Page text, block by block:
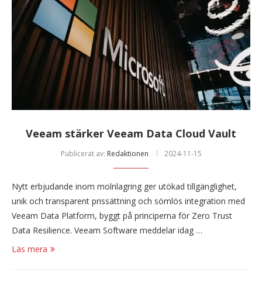
Veeam stärker Veeam Data Cloud Vault
Publicerat av: Redaktionen 2024-11-15
Nytt erbjudande inom molnlagring ger utökad tillgänglighet,
unik och transparent prissättning och sömlös integration med
Veeam Data Platform, byggt på principerna för Zero Trust
Data Resilience. Veeam Software meddelar idag …
Läs mera